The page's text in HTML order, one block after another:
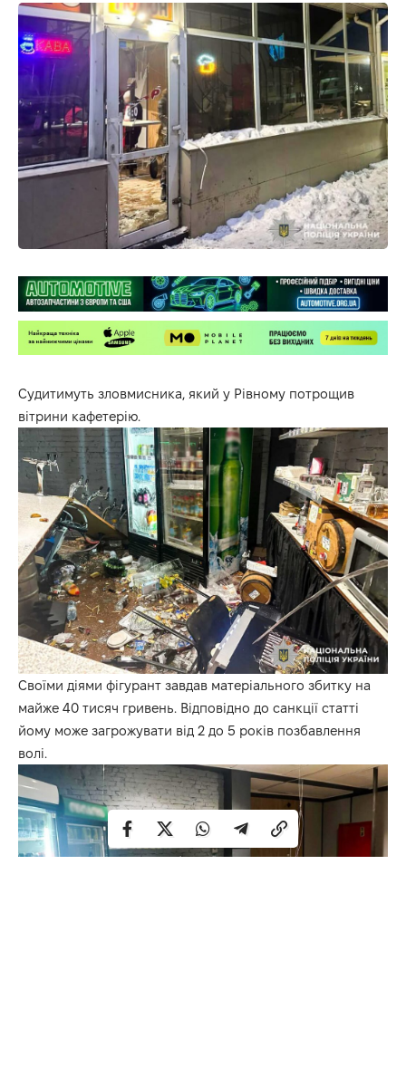
Судитимуть зловмисника, який у Рівному потрощив
вітрини кафетерію.
Своїми діями фігурант завдав матеріального збитку на
майже 40 тисяч гривень. Відповідно до санкції статті
йому може загрожувати від 2 до 5 років позбавлення
волі.